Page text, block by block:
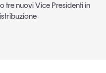
tre nuovi Vice Presidenti in